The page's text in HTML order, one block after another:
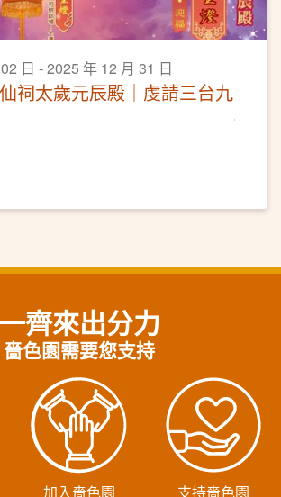
日 - 2025 年 12 月 31 日
祠太歲元辰殿｜虔請三台九
一齊來出分力
嗇色園需要您支持
加入嗇色園 支持嗇色園